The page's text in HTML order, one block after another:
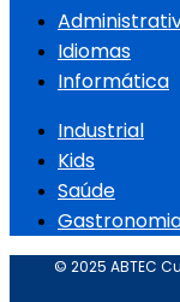
Idiomas
Informática
Industrial
Kids
Saúde
© 2025 ABTEC